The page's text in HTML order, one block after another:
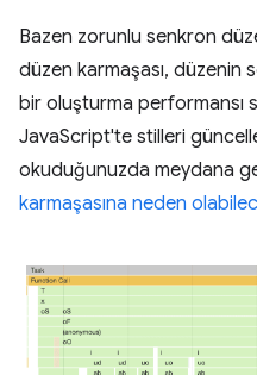
Bazen zorunlu senkron
düzen karmaşası, düzenin
bir oluşturma performansı
JavaScript'te stilleri
okuduğunuzda meydana
karmaşasına neden